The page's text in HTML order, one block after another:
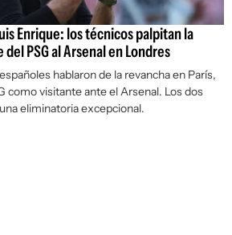
Enrique: los técnicos palpitan la
PSG al Arsenal en Londres
hablaron de la revancha en París,
como visitante ante el Arsenal. Los dos
eliminatoria excepcional.